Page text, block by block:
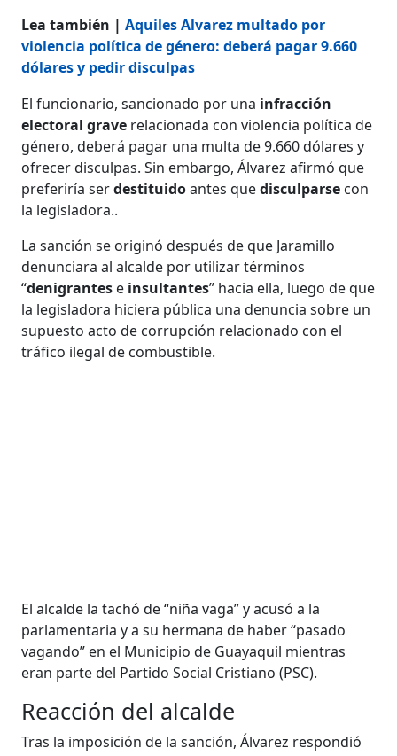
Lea también |Aquiles Alvarez multado por
violencia política de género: deberá pagar 9.660
dólares y pedir disculpas
El funcionario, sancionado por una infracción
electoral grave relacionada con violencia política de
género, deberá pagar una multa de 9.660 dólares y
ofrecer disculpas. Sin embargo, Álvarez afirmó que
preferiría serdestituidoantes quedisculparse con
la legisladora..
La sanción se originó después de que Jaramillo
denunciara al alcalde por utilizar términos
“denigrantes e insultantes” hacia ella, luego de que
la legisladora hiciera pública una denuncia sobre un
supuesto acto de corrupción relacionado con el
tráfico ilegal de combustible.
El alcalde la tachó de “niña vaga” y acusó a la
parlamentaria y a su hermana de haber “pasado
vagando” en el Municipio de Guayaquil mientras
eran parte del Partido Social Cristiano (PSC).
Reacción del alcalde
Tras la imposición de la sanción, Álvarez respondió